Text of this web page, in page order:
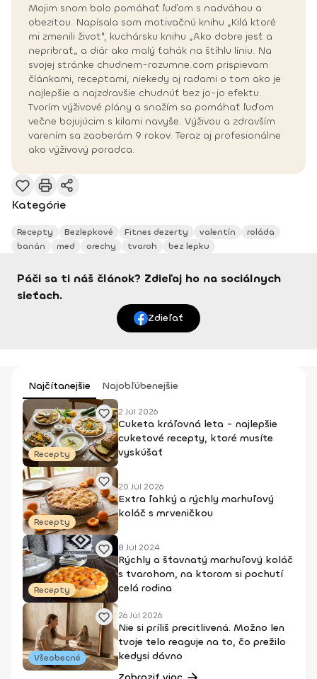
Mojim snom bolo pomáhať ľuďom s nadváhou a
obezitou. Napísala som motivačnú knihu „Kilá ktoré
mi zmenili život", kuchársku knihu „Ako dobre jesť a
nepribrať„ a diár ako malý ťahák na štíhlu líniu. Na
svojej stránke chudnem-rozumne.com prispievam
článkami, receptami, niekedy aj radami o tom ako je
najlepšie a najzdravšie chudnúť bez jo-jo efektu.
Tvorím výživové plány a snažím sa pomáhať ľuďom
večne bojujúcim s kilami navyše. Výživou a zdravším
varením sa zaoberám 9 rokov. Teraz aj profesionálne
ako výživový poradca.
Kategórie
Recepty Bezlepkové Fitnes dezerty valentín
roláda
banán
med orechy tvaroh bez lepku
Páči sa ti náš článok? Zdieľaj ho na sociálnych
sieťach.
Zdieľať
Najčítanejšie Najobľúbenejšie
Recepty
2 Júl 2026
Cuketa kráľovná leta - najlepšie
cuketové recepty, ktoré musíte
vyskúšať
Recepty
20 Júl 2026
Extra ľahký a rýchly marhuľový
koláč s mrveničkou
Recepty
8 Júl 2024
Rýchly a šťavnatý marhuľový koláč
s tvarohom, na ktorom si pochutí
celá rodina
Všeobecné
26 Júl 2026
Nie si príliš precitlivená. Možno len
tvoje telo reaguje na to, čo prežilo
kedysi dávno